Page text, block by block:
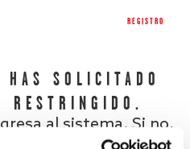
REGISTRO
SOLICITADO
RESTRINGIDO.
al sistema. Si no,